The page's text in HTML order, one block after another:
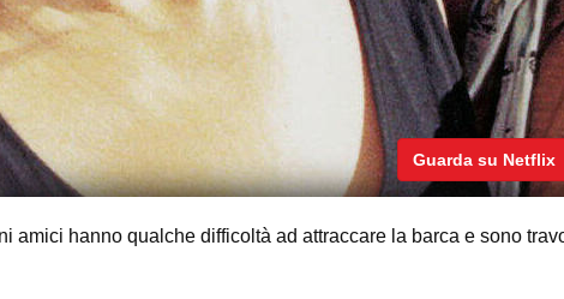
Guarda su Netflix
amici hanno qualche difficoltà ad attraccare la barca e sono